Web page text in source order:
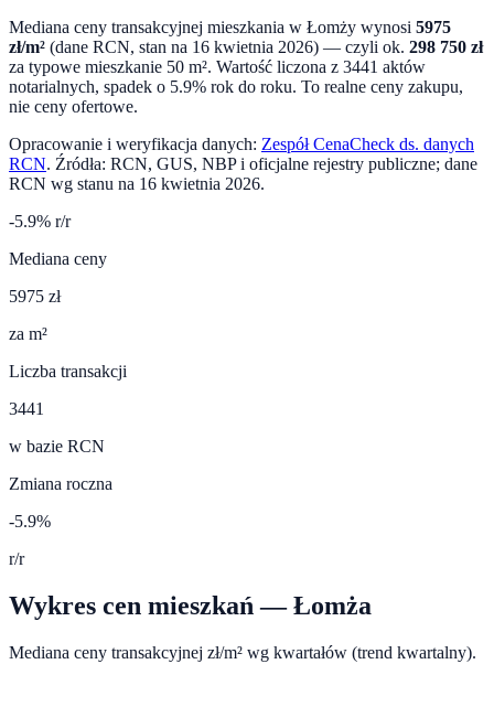
Mediana ceny transakcyjnej mieszkania w Łomży wynosi 5975
zł/m² (dane RCN, stan na 16 kwietnia 2026) — czyli ok. 298 750 zł
za typowe mieszkanie 50 m². Wartość liczona z 3441 aktów
notarialnych, spadek o 5.9% rok do roku. To realne ceny zakupu,
nie ceny ofertowe.
Opracowanie i weryfikacja danych: Zespół CenaCheck ds. danych
RCN. Źródła: RCN, GUS, NBP i oficjalne rejestry publiczne; dane
RCN wg stanu na 16 kwietnia 2026.
-5.9% r/r
Mediana ceny
5975 zł
za m²
Liczba transakcji
3441
w bazie RCN
Zmiana roczna
-5.9%
r/r
Wykres cen mieszkań —Łomża
Mediana ceny transakcyjnej zł/m² wg kwartałów (trend kwartalny).